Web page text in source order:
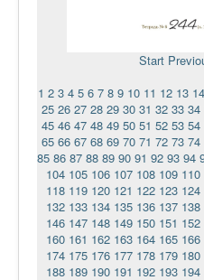
Start
1 2 3 4 5 6 7 8 9 10 11 12 13 14
25 26 27 28 29 30 31 32 33 34
45 46 47 48 49 50 51 52 53 54
65 66 67 68 69 70 71 72 73 74
85 86 87 88 89 90 91 92 93 94
104 105 106 107 108 109 110
118 119 120 121 122 123 124
132 133 134 135 136 137 138
146 147 148 149 150 151 152
160 161 162 163 164 165 166
174 175 176 177 178 179 180
188 189 190 191 192 193 194